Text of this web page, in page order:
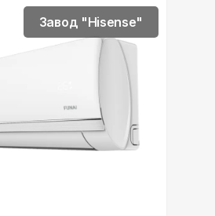
Завод "Hisense"